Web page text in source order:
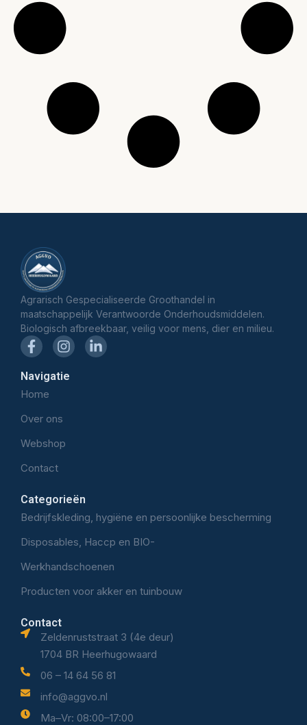
Agrarisch Gespecialiseerde Groothandel in
maatschappelijk Verantwoorde Onderhoudsmiddelen.
Biologisch afbreekbaar, veilig voor mens, dier en milieu.
Navigatie
Home
Over ons
Webshop
Contact
Categorieën
Bedrijfskleding, hygiëne en persoonlijke bescherming
Disposables, Haccp en BIO-
Werkhandschoenen
Producten voor akker en tuinbouw
Contact
Zeldenruststraat 3 (4e deur)
1704 BR Heerhugowaard
06 – 14 64 56 81
info@aggvo.nl
Ma–Vr: 08:00–17:00